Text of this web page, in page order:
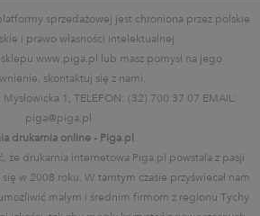
sprzedażowej jest chroniona przez polskie
i prawo własności intelektualnej.
www.piga.pl lub masz pomysł na jego
skontaktuj się z nami.
1, TELEFON: (32) 700 37 07 EMAIL:
piga@piga.pl
drukarnia online - Piga.pl
że drukarnia internetowa Piga.pl powstała z pasji
w 2008 roku. W tamtym czasie przyświecał nam
małym i średnim firmom z regionu Tychy